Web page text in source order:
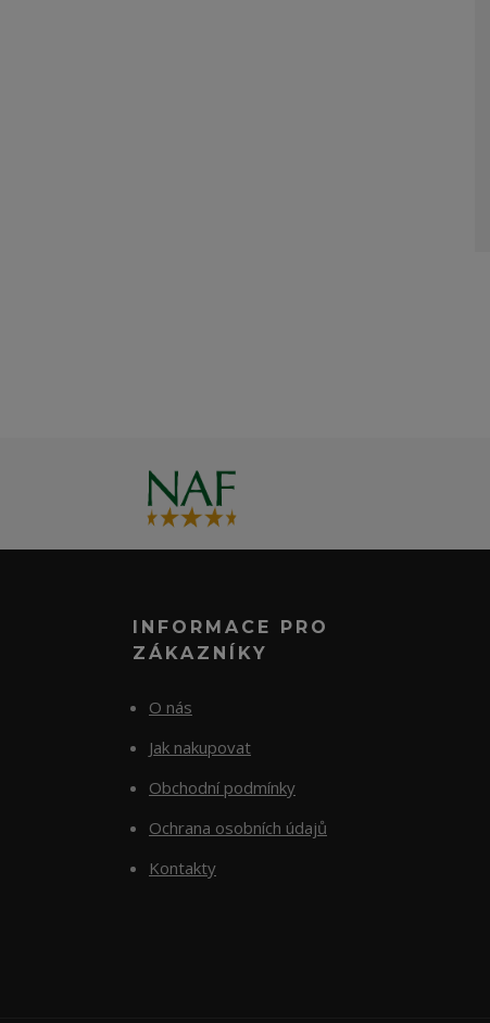
INFORMACE PRO
ZÁKAZNÍKY
O nás
Jak nakupovat
Obchodní podmínky
Ochrana osobních údajů
Kontakty